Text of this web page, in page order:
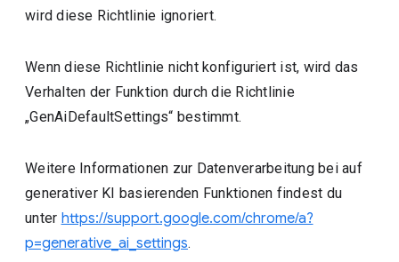
wird diese Richtlinie ignoriert.
Wenn diese Richtlinie nicht konfiguriert ist, wird das
Verhalten der Funktion durch die Richtlinie
„GenAiDefaultSettings“ bestimmt.
Weitere Informationen zur Datenverarbeitung bei auf
generativer KI basierenden Funktionen findest du
unter https://support.google.com/chrome/a?
p=generative_ai_settings.